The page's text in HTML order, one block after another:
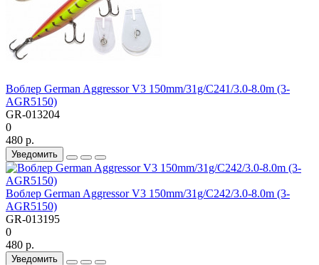
Воблер German Aggressor V3 150mm/31g/C241/3.0-8.0m (3-
AGR5150)
GR-013204
0
480 р.
Уведомить
Воблер German Aggressor V3 150mm/31g/C242/3.0-8.0m (3-
AGR5150)
GR-013195
0
480 р.
Уведомить